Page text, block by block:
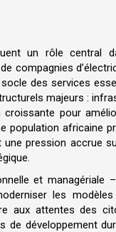
un rôle central
compagnies
des services
majeurs :
pour
africaine
une pression accrue
et
les
aux attentes des
développement